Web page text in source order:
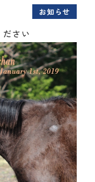
お知らせ
さい